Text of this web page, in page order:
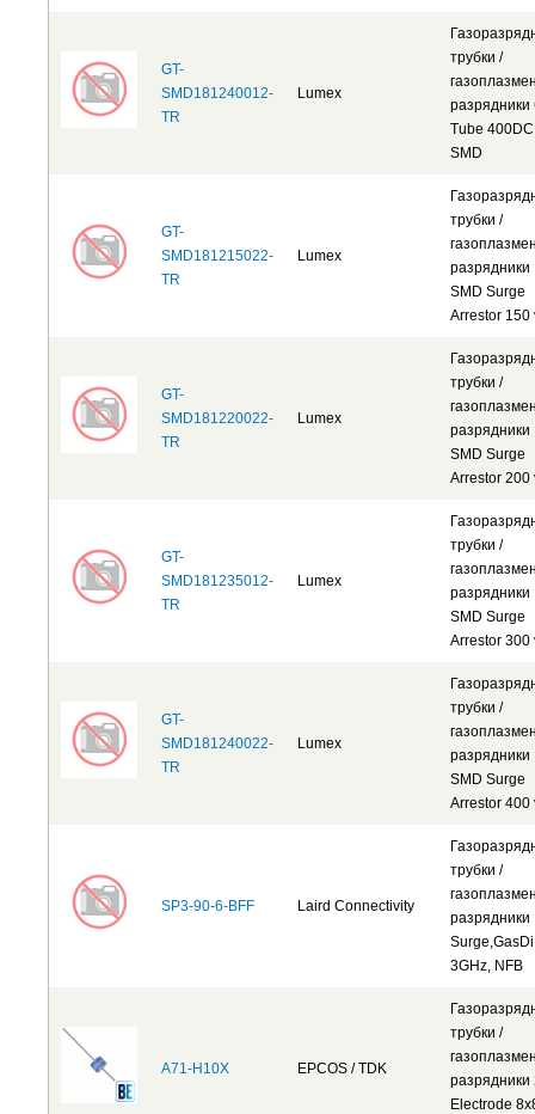
GT-
SMD181240012-
TR
Lumex
трубки /
разрядники
Tube
SMD
GT-
SMD181215022-
TR
Lumex
трубки /
разрядники
SMD Surge
Arrestor 150
GT-
SMD181220022-
TR
Lumex
трубки /
разрядники
SMD Surge
Arrestor 200
GT-
SMD181235012-
TR
Lumex
трубки /
разрядники
SMD Surge
Arrestor 300
GT-
SMD181240022-
TR
Lumex
трубки /
разрядники
SMD Surge
Arrestor 400
SP3-90-6-BFF Laird Connectivity
трубки /
разрядники
3GHz, NFB
A71-H10X EPCOS / TDK
трубки /
разрядники
Electrode